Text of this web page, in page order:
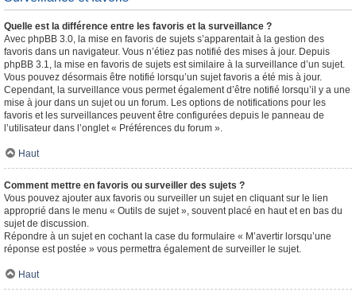
Quelle est la différence entre les favoris et la surveillance ?
Avec phpBB 3.0, la mise en favoris de sujets s’apparentait à la gestion des
favoris dans un navigateur. Vous n’étiez pas notifié des mises à jour. Depuis
phpBB 3.1, la mise en favoris de sujets est similaire à la surveillance d’un sujet.
Vous pouvez désormais être notifié lorsqu’un sujet favoris a été mis à jour.
Cependant, la surveillance vous permet également d’être notifié lorsqu’il y a une
mise à jour dans un sujet ou un forum. Les options de notifications pour les
favoris et les surveillances peuvent être configurées depuis le panneau de
l’utilisateur dans l’onglet « Préférences du forum ».
Haut
Comment mettre en favoris ou surveiller des sujets ?
Vous pouvez ajouter aux favoris ou surveiller un sujet en cliquant sur le lien
approprié dans le menu « Outils de sujet », souvent placé en haut et en bas du
sujet de discussion.
Répondre à un sujet en cochant la case du formulaire « M’avertir lorsqu’une
réponse est postée » vous permettra également de surveiller le sujet.
Haut